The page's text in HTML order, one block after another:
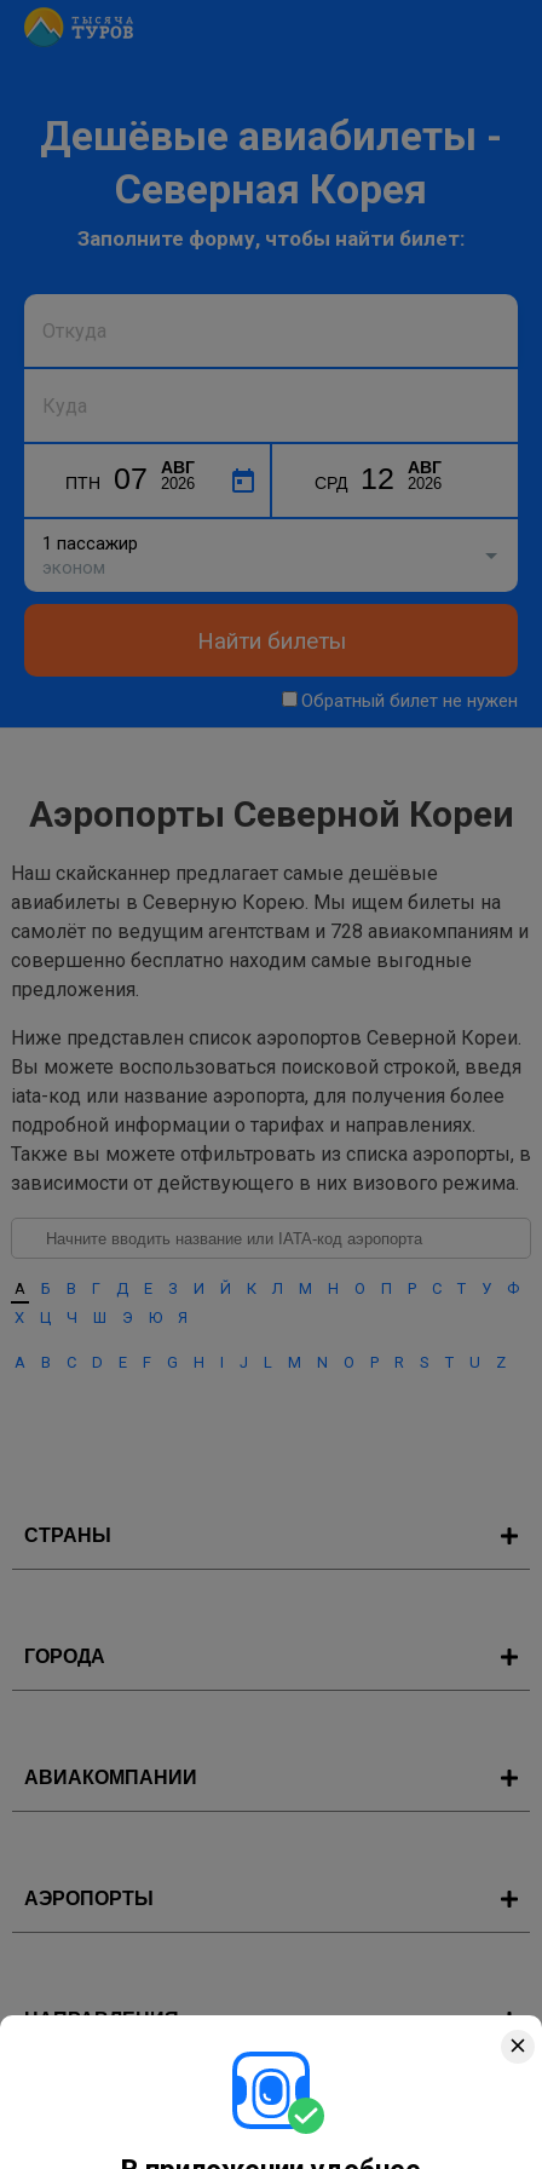
Дешёвые авиабилеты -
Северная Корея
Заполните форму, чтобы найти билет:
ПТН 07 АВГ
2026 СРД 12 АВГ
2026
1 пассажир
эконом
Найти билеты
Обратный билет не нужен
Аэропорты Северной Кореи
Наш скайсканнер предлагает самые дешёвые
авиабилеты в Северную Корею. Мы ищем билеты на
самолёт по ведущим агентствам и 728 авиакомпаниям и
совершенно бесплатно находим самые выгодные
предложения.
Ниже представлен список аэропортов Северной Кореи.
Вы можете воспользоваться поисковой строкой, введя
iata-код или название аэропорта, для получения более
подробной информации о тарифах и направлениях.
Также вы можете отфильтровать из списка аэропорты, в
зависимости от действующего в них визового режима.
А Б В Г Д Е З И Й К Л М Н О П Р С Т У
Ф
Х
Ц Ч Ш Э Ю Я
A B C D E F G H I J L M N O P R S T U Z
СТРАНЫ
ГОРОДА
АВИАКОМПАНИИ
АЭРОПОРТЫ
НАПРАВЛЕНИЯ